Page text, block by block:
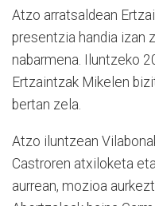
Atzo arratsaldean
presentzia handia izan
nabarmena. Iluntzeko
Ertzaintzak Mikelen
bertan zela.
Atzo iluntzean
Castroren atxiloketa
aurrean, mozioa